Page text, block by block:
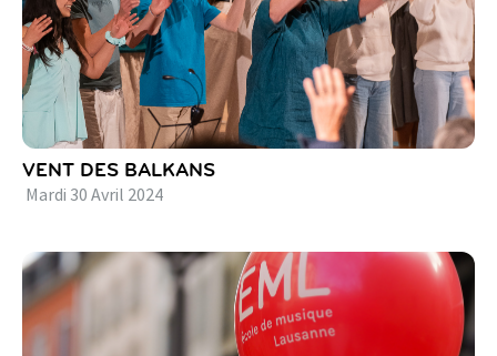
VENT DES BALKANS
Mardi 30 Avril 2024